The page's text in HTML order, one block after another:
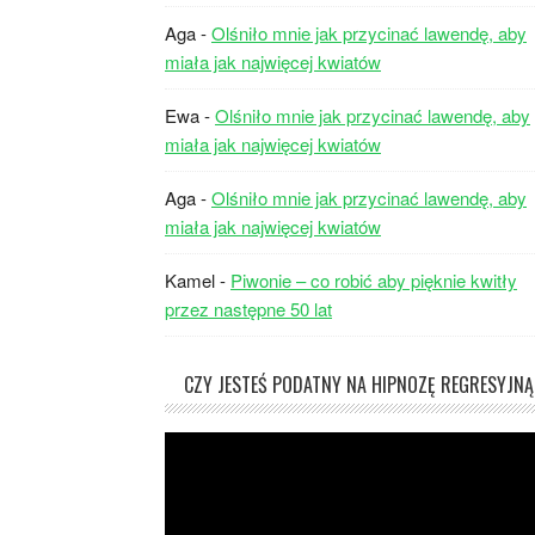
Aga-Olśniło mnie jak przycinać lawendę, aby
miała jak najwięcej kwiatów
Ewa-Olśniło mnie jak przycinać lawendę, aby
miała jak najwięcej kwiatów
Aga-Olśniło mnie jak przycinać lawendę, aby
miała jak najwięcej kwiatów
Kamel- Piwonie – co robić aby pięknie kwitły
przez następne 50 lat
CZY JESTEŚ PODATNY NA HIPNOZĘ